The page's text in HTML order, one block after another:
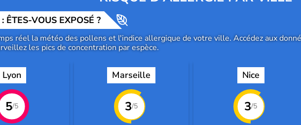
ÊTES-VOUS EXPOSÉ ?
réel la météo des pollens et l'indice allergique de votre ville. Accédez aux
les pics de concentration par espèce.
Lyon
5/5
Marseille
3/5
Nice
3/5